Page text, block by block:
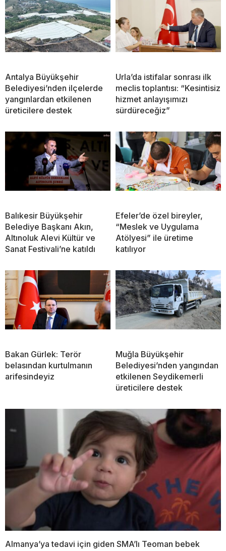
Antalya Büyükşehir
Belediyesi’nden ilçelerde
yangınlardan etkilenen
üreticilere destek
Urla’da istifalar sonrası ilk
meclis toplantısı: “Kesintisiz
hizmet anlayışımızı
sürdüreceğiz”
Balıkesir Büyükşehir
Belediye Başkanı Akın,
Altınoluk Alevi Kültür ve
Sanat Festivali’ne katıldı
Efeler’de özel bireyler,
“Meslek ve Uygulama
Atölyesi” ile üretime
katılıyor
Bakan Gürlek: Terör
belasından kurtulmanın
arifesindeyiz
Muğla Büyükşehir
Belediyesi’nden yangından
etkilenen Seydikemerli
üreticilere destek
Almanya’ya tedavi için giden SMA’lı Teoman bebek